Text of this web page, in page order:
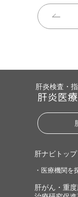
肝炎検査・
肝炎医
肝ナビトップ
・医療機関を
肝がん・重